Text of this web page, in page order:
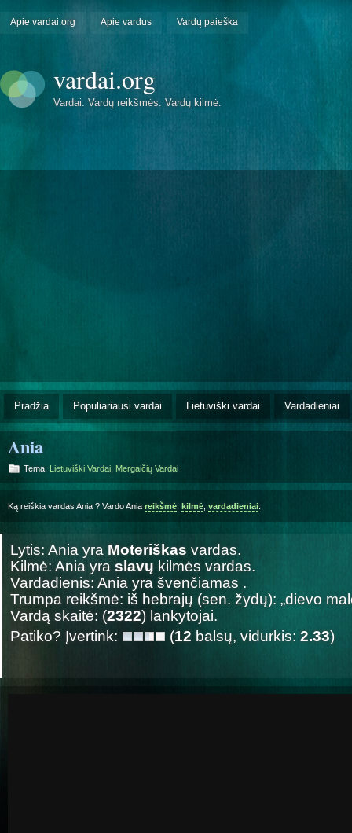
Apie vardai.org Apie vardus Vardų paieška
vardai.org
Vardai. Vardų reikšmės. Vardų kilmė.
Pradžia Populiariausi vardai Lietuviški vardai Vardadieniai
Ania
Tema: Lietuviški Vardai Mergaičių Vardai
Ką reiškia vardas Ania ? Vardo Ania reikšmė kilmė vardadieniai:
Lytis: Ania yra Moteriškas vardas.
Kilmė: Ania yra slavų kilmės vardas.
Vardadienis: Ania yra švenčiamas .
Trumpa reikšmė: iš hebrajų (sen. žydų): „dievo
Vardą skaitė: (2322) lankytojai.
Patiko? Įvertink:
(12 balsų, vidurkis: 2.33)